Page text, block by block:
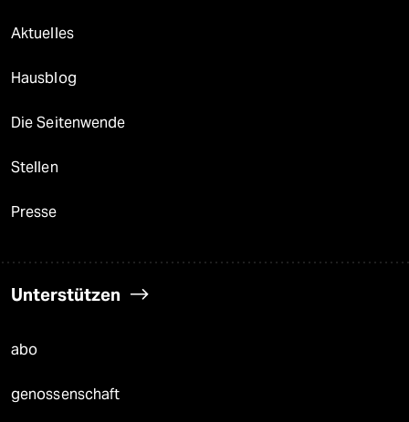
Aktuelles
Hausblog
Die Seitenwende
Stellen
Presse
Unterstützen
abo
genossenschaft